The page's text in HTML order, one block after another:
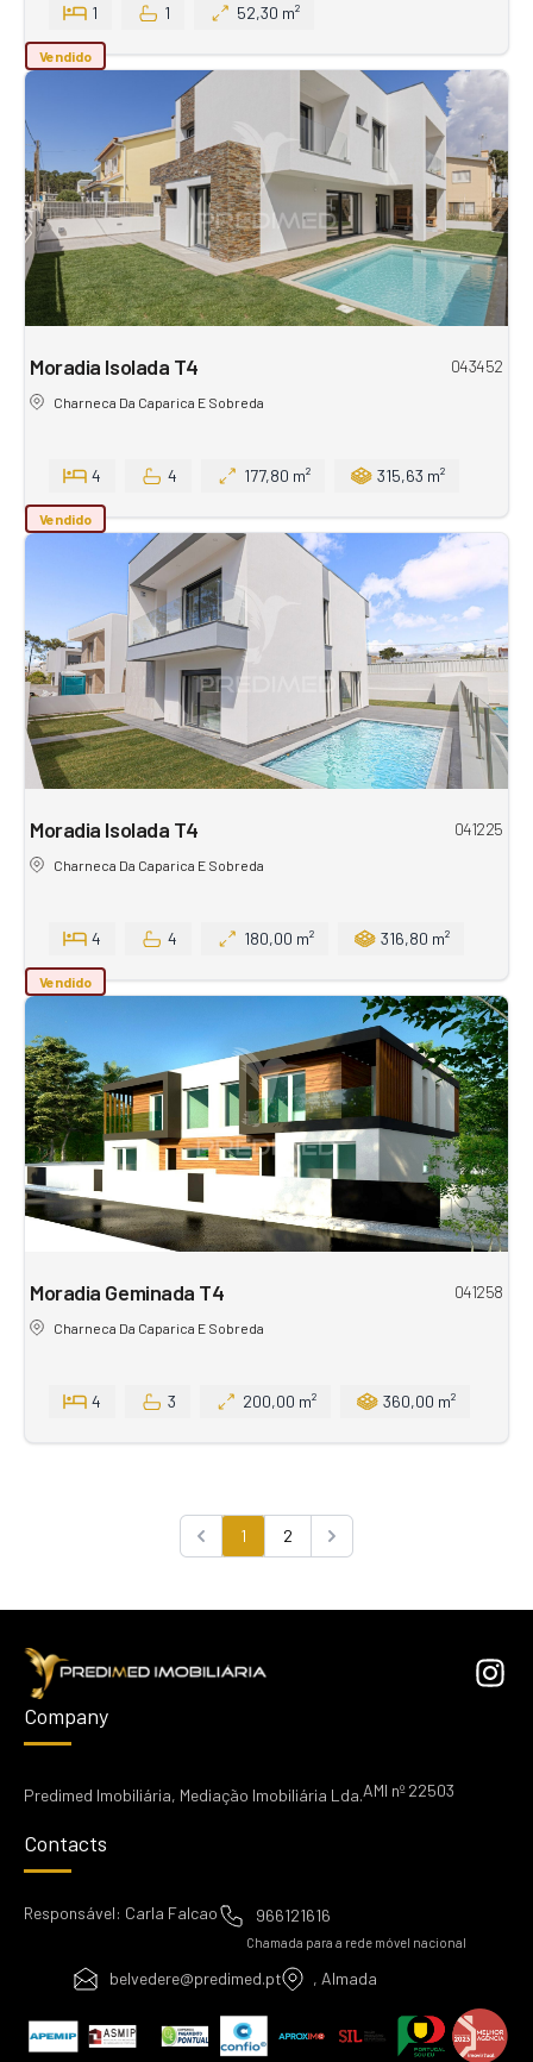
1 1 52,30 m²
Vendido
Moradia Isolada T4 043452
Charneca Da Caparica E Sobreda
4 4 177,80 m² 315,63 m²
Vendido
Moradia Isolada T4 041225
Charneca Da Caparica E Sobreda
4 4 180,00 m² 316,80 m²
Vendido
Moradia Geminada T4 041258
Charneca Da Caparica E Sobreda
4 3 200,00 m² 360,00 m²
Previous
1 2
Next
Company
Predimed Imobiliária, Mediação Imobiliária Lda.AMI nº 22503
Contacts
Responsável: Carla Falcao 966121616
Chamada para a rede móvel nacional
belvedere@predimed.pt , Almada